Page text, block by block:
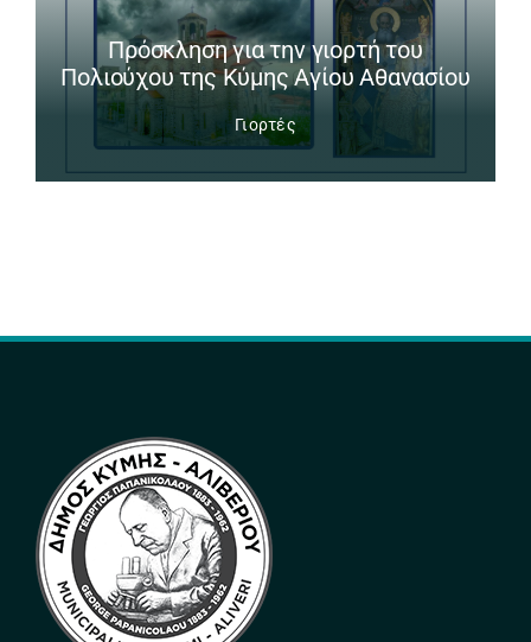
Πρόσκληση για την γιορτή του
Πολιούχου της Κύμης Αγίου Αθανασίου
Γιορτές